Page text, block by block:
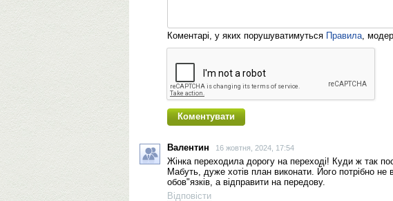
Коментарі, у яких порушуватимуться Правила,
Валентин 16 жовтня, 2024, 17:54
Жінка переходила дорогу на переході! Куди ж так
Мабуть, дуже хотів план виконати. Його потрібно не
обов"язків, а відправити на передову.
Відповісти